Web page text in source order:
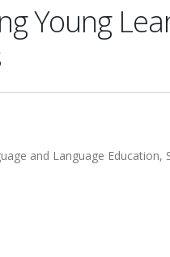
Young
and Language Education,